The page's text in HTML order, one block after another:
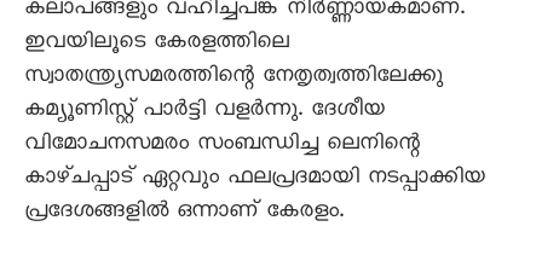
കലാപങ്ങളും വഹിച്ചപങ്ക് നിർണ്ണായകമാണ്.
ഇവയിലൂടെ കേരളത്തിലെ
സ്വാതന്ത്ര്യസമരത്തിന്റെ നേതൃത്വത്തിലേക്കു
കമ്യൂണിസ്റ്റ് പാർട്ടി വളർന്നു. ദേശീയ
വിമോചനസമരം സംബന്ധിച്ച ലെനിന്റെ
കാഴ്ചപ്പാട് ഏറ്റവും ഫലപ്രദമായി നടപ്പാക്കിയ
പ്രദേശങ്ങളിൽ ഒന്നാണ് കേരളം.